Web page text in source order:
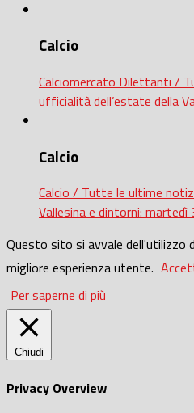
Calcio
Calciomercato Dilettanti /
ufficialità dell’estate della
Calcio
Calcio / Tutte le ultime
Vallesina e dintorni: martedì
Questo sito si avvale dell'utilizzo
migliore esperienza utente.
Per saperne di più
Chiudi
Privacy Overview